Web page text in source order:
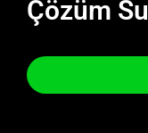
Çözüm